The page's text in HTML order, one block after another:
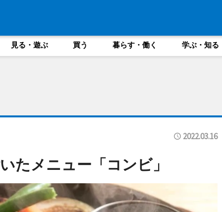
見る・遊ぶ 買う 暮らす・働く 学ぶ・知る
2022.03.16
たメニュー「コンビ」